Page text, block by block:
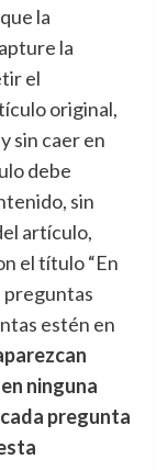
la
la
el
original,
sin caer en
debe
sin
artículo,
el título “En
preguntas
estén en
ninguna
pregunta